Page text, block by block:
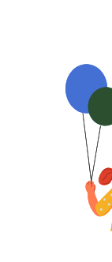
фармацевтами
какие-либо
вы хотите
InDrug наиболее
имеет
на то, чтобы
поисках нужного
сэкономить
Сберечь время и
просто. А если
оказать помощь
трудной ситуации,